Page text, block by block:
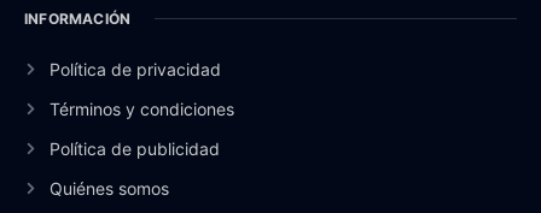
INFORMACIÓN
Política de privacidad
Términos y condiciones
Política de publicidad
Quiénes somos